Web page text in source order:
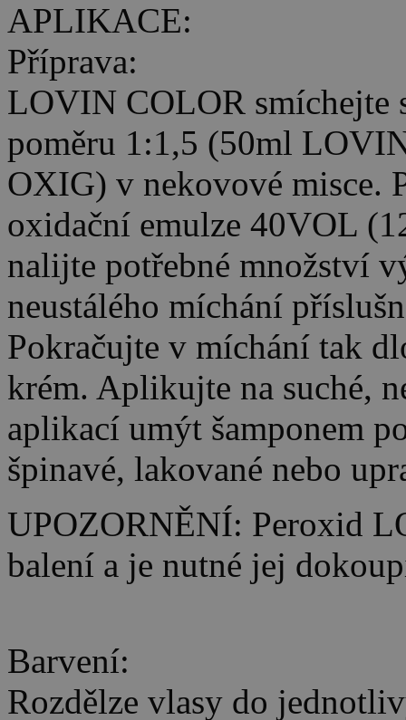
APLIKACE:
Příprava:
LOVIN COLOR smíchejte
poměru 1:1,5 (50ml
OXIG) v nekovové misce.
oxidační emulze 40VOL
nalijte potřebné množství
neustálého míchání
Pokračujte v míchání tak
krém. Aplikujte na suché,
aplikací umýt šamponem
špinavé, lakované nebo
UPOZORNĚNÍ: Peroxid
balení a je nutné jej
Barvení:
Rozdělze vlasy do